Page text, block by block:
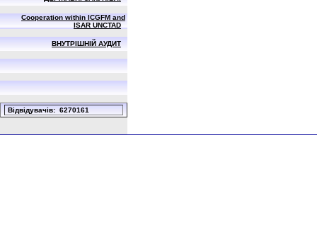
Cooperation within ICGFM and
ISAR UNCTAD
ВНУТРІШНІЙ АУДИТ
Вiдвiдувачiв: 6270161